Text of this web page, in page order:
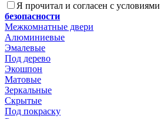
Я прочитал и согласен с условиями
безопасности
Межкомнатные двери
Алюминиевые
Эмалевые
Под дерево
Экошпон
Матовые
Зеркальные
Скрытые
Под покраску